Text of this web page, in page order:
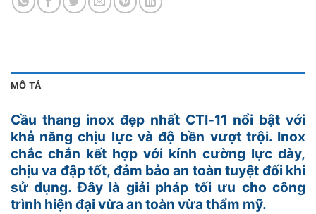
MÔ TẢ
Cầu thang inox đẹp nhất CTI-11 nổi bật với
khả năng chịu lực và độ bền vượt trội. Inox
chắc chắn kết hợp với kính cường lực dày,
chịu va đập tốt, đảm bảo an toàn tuyệt đối khi
sử dụng. Đây là giải pháp tối ưu cho công
trình hiện đại vừa an toàn vừa thẩm mỹ.